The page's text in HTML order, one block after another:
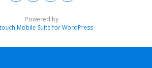
Powered by
Mobile Suite for WordPress